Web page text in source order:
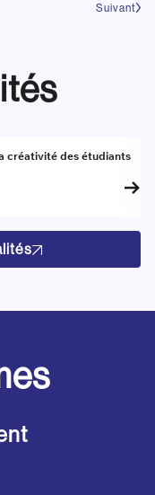
Suivant
créativité des étudiants